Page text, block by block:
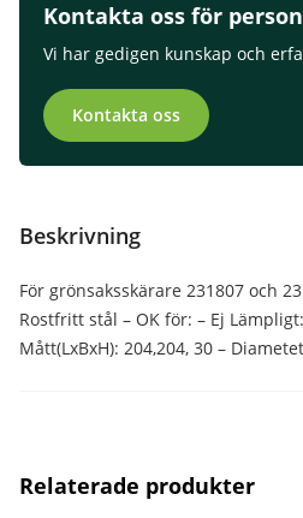
Kontakta oss för
Vi har gedigen kunskap och
Kontakta oss
Beskrivning
För grönsaksskärare 231807 och
Rostfritt stål – OK för: – Ej
Mått(LxBxH): 204,204, 30 –
Relaterade produkter